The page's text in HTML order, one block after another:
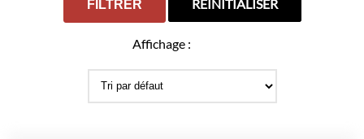
FILTRER RÉINITIALISER
Affichage :